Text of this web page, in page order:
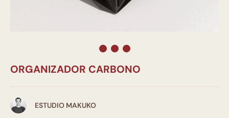
ORGANIZADOR CARBONO
ESTUDIO MAKUKO